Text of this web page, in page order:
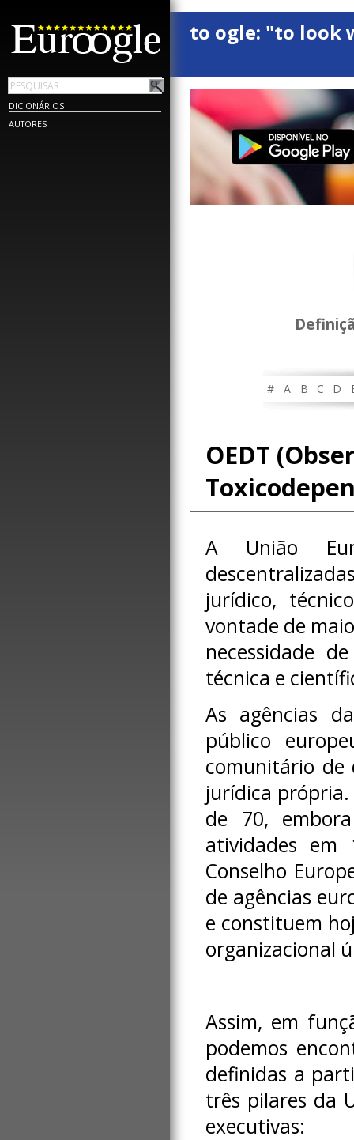
DICIONÁRIOS
AUTORES
to ogle: "to look
# A B C D
OEDT
A União
jurídico,
vontade de
necessidade
técnica e
As agências
público
comunitário de
jurídica própria.
de 70,
atividades em
Conselho
de agências
e constituem
organizacional
Assim, em
podemos
definidas a
três pilares da
executivas: